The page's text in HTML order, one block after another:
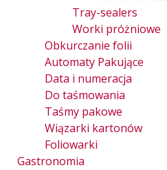
Tray-sealers
Worki próżniowe
Obkurczanie folii
Automaty Pakujące
Data i numeracja
Do taśmowania
Taśmy pakowe
Wiązarki kartonów
Foliowarki
Gastronomia